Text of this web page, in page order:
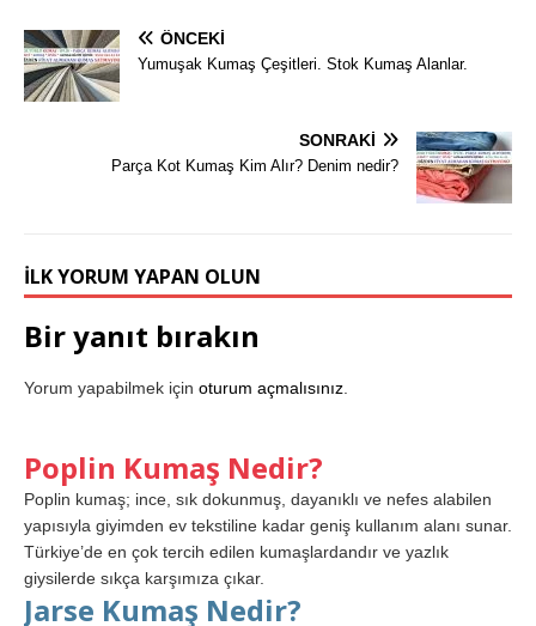
ÖNCEKI
Yumuşak Kumaş Çeşitleri. Stok Kumaş Alanlar.
SONRAKI
Parça Kot Kumaş Kim Alır? Denim nedir?
İLK YORUM YAPAN OLUN
Bir yanıt bırakın
Yorum yapabilmek için oturum açmalısınız.
Poplin Kumaş Nedir?
Poplin kumaş; ince, sık dokunmuş, dayanıklı ve nefes alabilen
yapısıyla giyimden ev tekstiline kadar geniş kullanım alanı sunar.
Türkiye’de en çok tercih edilen kumaşlardandır ve yazlık
giysilerde sıkça karşımıza çıkar.
Jarse Kumaş Nedir?